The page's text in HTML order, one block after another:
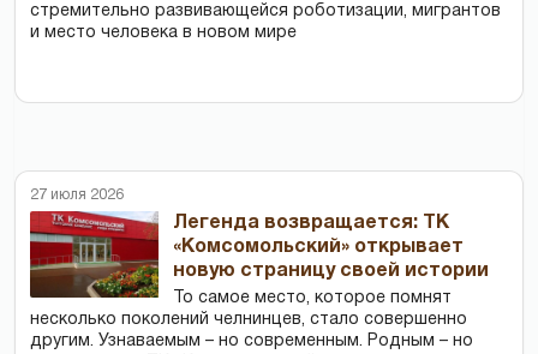
стремительно развивающейся роботизации, мигрантов
и место человека в новом мире
27 июля 2026
Легенда возвращается: ТК
«Комсомольский» открывает
новую страницу своей истории
То самое место, которое помнят
несколько поколений челнинцев, стало совершенно
другим. Узнаваемым – но современным. Родным – но